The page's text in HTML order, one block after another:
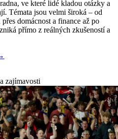
ve které lidé kladou otázky a
Témata jsou velmi široká – od
domácnost a finance až po
přímo z reálných zkušeností a
zajímavosti